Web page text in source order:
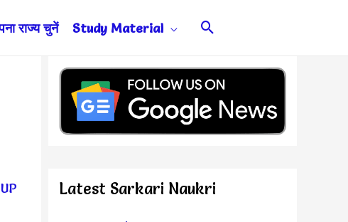
राज्य चुनें Study Material Search
UP
Latest Sarkari Naukri